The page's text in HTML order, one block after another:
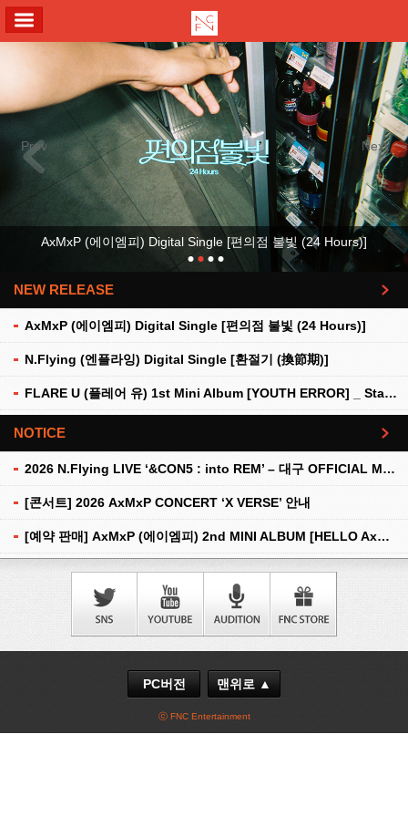
Previous Next
AxMxP (에이엠피) Digital Single [편의점 불빛 (24 Hours)]
NEW RELEASE
AxMxP (에이엠피) Digital Single [편의점 불빛 (24 Hours)]
N.Flying (엔플라잉) Digital Single [환절기 (換節期)]
FLARE U (플레어 유) 1st Mini Album [YOUTH ERROR] _ Stationery Kit Ver.
더보기
NOTICE
2026 N.Flying LIVE ‘&CON5 : into REM’ – 대구 OFFICIAL MD 현장 판매 안내
[콘서트] 2026 AxMxP CONCERT ‘X VERSE’ 안내
[예약 판매] AxMxP (에이엠피) 2nd MINI ALBUM [HELLO AxMxP] 예약 판매 안내
더보기
PC버전 맨위로 ▲
ⓒ FNC Entertainment